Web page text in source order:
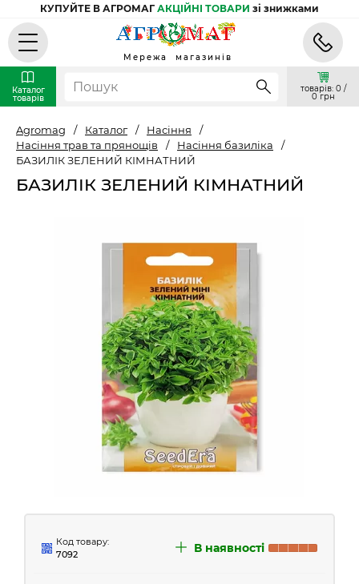
КУПУЙТЕ В АГРОМАГ АКЦІЙНІ ТОВАРИ зі знижками
Мережа магазинів
Каталог
товарів
товарів: 0 /
0 грн
Agromag / Каталог / Насіння
/
Насіння трав та прянощів
/ Насіння базиліка
/
БАЗИЛІК ЗЕЛЕНИЙ КІМНАТНИЙ
БАЗИЛІК ЗЕЛЕНИЙ КІМНАТНИЙ
Код товару:
7092
В наявності